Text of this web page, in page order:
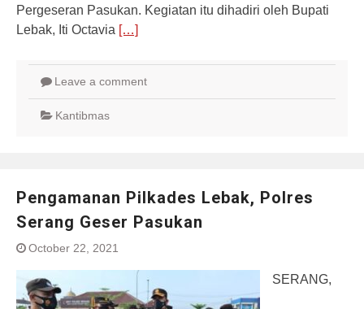
Pergeseran Pasukan. Kegiatan itu dihadiri oleh Bupati
Lebak, Iti Octavia […]
Leave a comment
Kantibmas
Pengamanan Pilkades Lebak, Polres
Serang Geser Pasukan
October 22, 2021
SERANG,